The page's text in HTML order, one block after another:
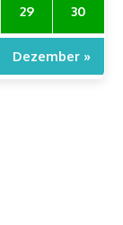
29 30
Dezember »